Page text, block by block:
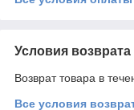
Условия возврата
Возврат товара в
Все условия